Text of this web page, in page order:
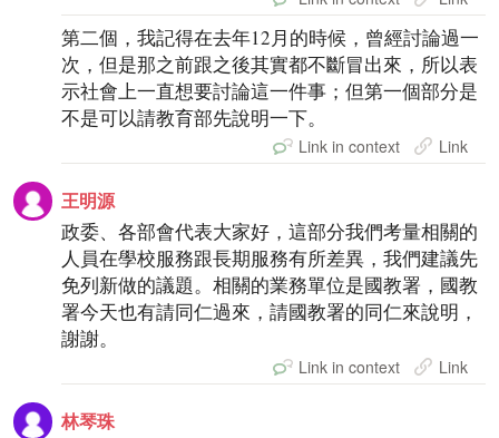
第二個，我記得在去年12月的時候，曾經討論過一
次，但是那之前跟之後其實都不斷冒出來，所以表
示社會上一直想要討論這一件事；但第一個部分是
不是可以請教育部先說明一下。
Link in context Link
王明源
政委、各部會代表大家好，這部分我們考量相關的
人員在學校服務跟長期服務有所差異，我們建議先
免列新做的議題。相關的業務單位是國教署，國教
署今天也有請同仁過來，請國教署的同仁來說明，
謝謝。
Link in context Link
林琴珠